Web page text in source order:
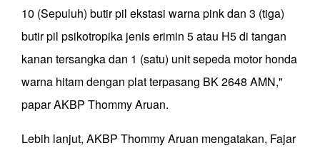
10 (Sepuluh) butir pil ekstasi warna pink dan 3 (tiga)
butir pil psikotropika jenis erimin 5 atau H5 di tangan
kanan tersangka dan 1 (satu) unit sepeda motor honda
warna hitam dengan plat terpasang BK 2648 AMN,"
papar AKBP Thommy Aruan.
Lebih lanjut, AKBP Thommy Aruan mengatakan, Fajar